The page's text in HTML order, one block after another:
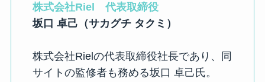
株式会社Riel　代表取締役
坂口 卓己（サカグチ タクミ）
株式会社Rielの代表取締役社長であり、同
サイトの監修者も務める坂口 卓己氏。